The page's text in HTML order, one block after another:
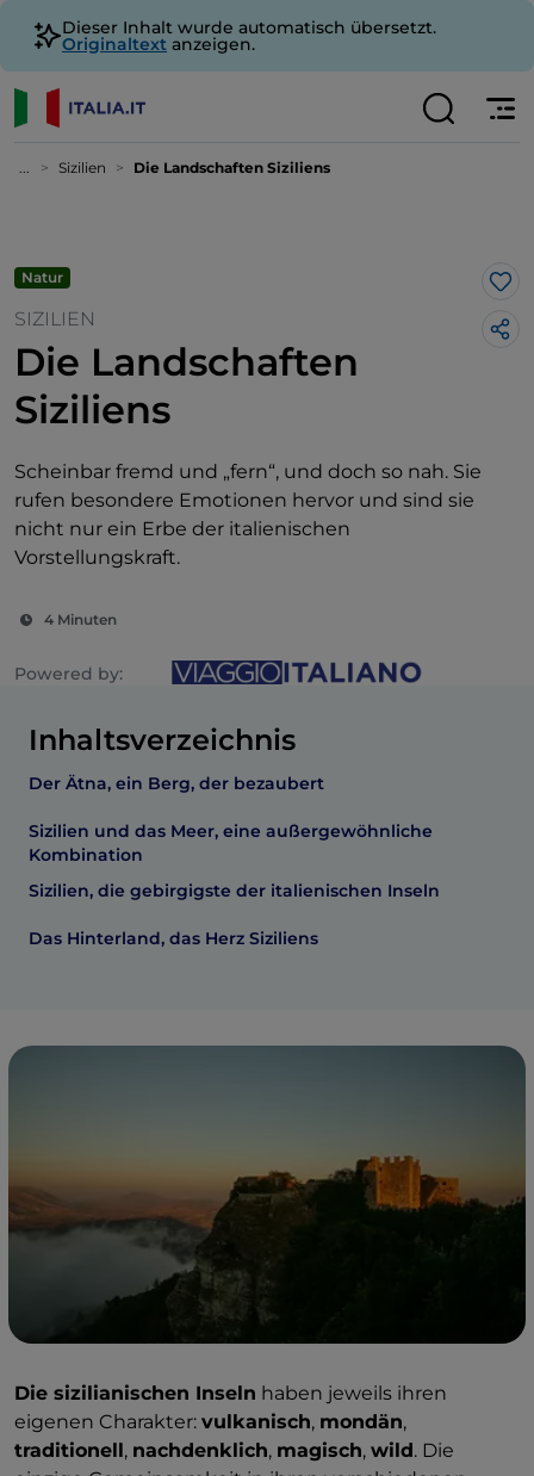
Dieser Inhalt wurde automatisch übersetzt.
Originaltext anzeigen.
... Sizilien Die Landschaften Siziliens
Natur
SIZILIEN
Die Landschaften
Siziliens
Scheinbar fremd und „fern“, und doch so nah. Sie
rufen besondere Emotionen hervor und sind sie
nicht nur ein Erbe der italienischen
Vorstellungskraft.
4 Minuten
Powered by:
Inhaltsverzeichnis
Der Ätna, ein Berg, der bezaubert
Sizilien und das Meer, eine außergewöhnliche
Kombination
Sizilien, die gebirgigste der italienischen Inseln
Das Hinterland, das Herz Siziliens
Die sizilianischen Inseln haben jeweils ihren
eigenen Charakter: vulkanisch, mondän,
traditionell, nachdenklich, magisch, wild. Die